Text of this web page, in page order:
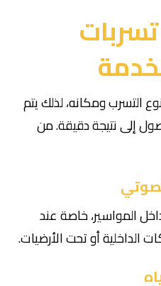
ومكانه، لذلك يتم
إلى نتيجة دقيقة. من
المواسير، خاصة عند
أو تحت الأرضيات.